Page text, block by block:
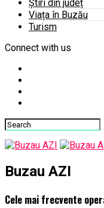
Știri din județ
Viața în Buzău
Turism
Connect with us
Buzau AZI
Cele mai frecvente